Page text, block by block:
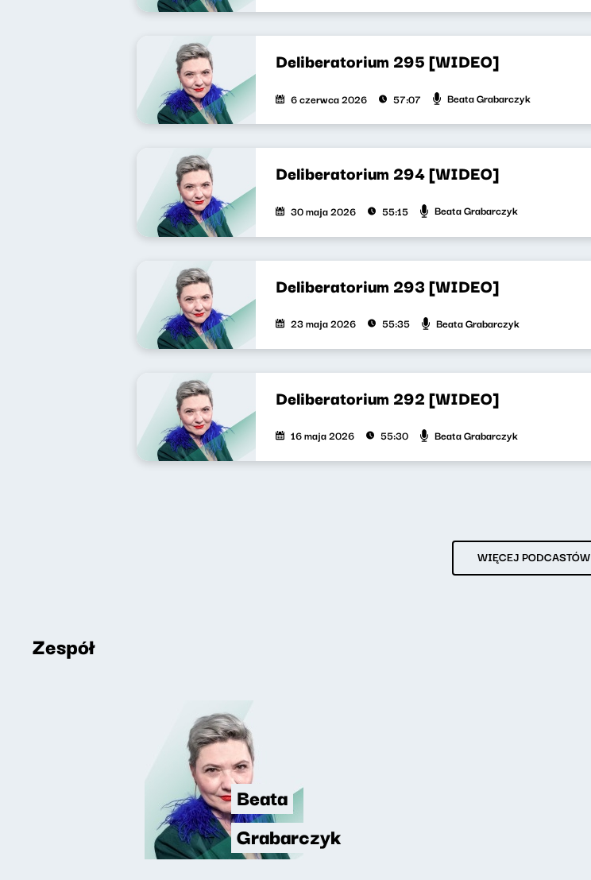
Deliberatorium 295 [WIDEO]
6 czerwca 2026 57:07 Beata Grabarczyk
Deliberatorium 294 [WIDEO]
30 maja 2026 55:15 Beata Grabarczyk
Deliberatorium 293 [WIDEO]
23 maja 2026 55:35 Beata Grabarczyk
Deliberatorium 292 [WIDEO]
16 maja 2026 55:30 Beata Grabarczyk
WIĘCEJ PODCASTÓW
Zespół
Beata
Grabarczyk